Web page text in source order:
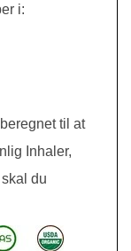
i:
til at
Inhaler,
skal du